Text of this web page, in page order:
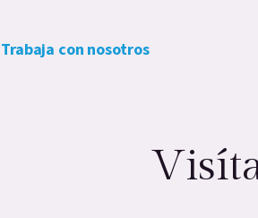
Trabaja con nosotros